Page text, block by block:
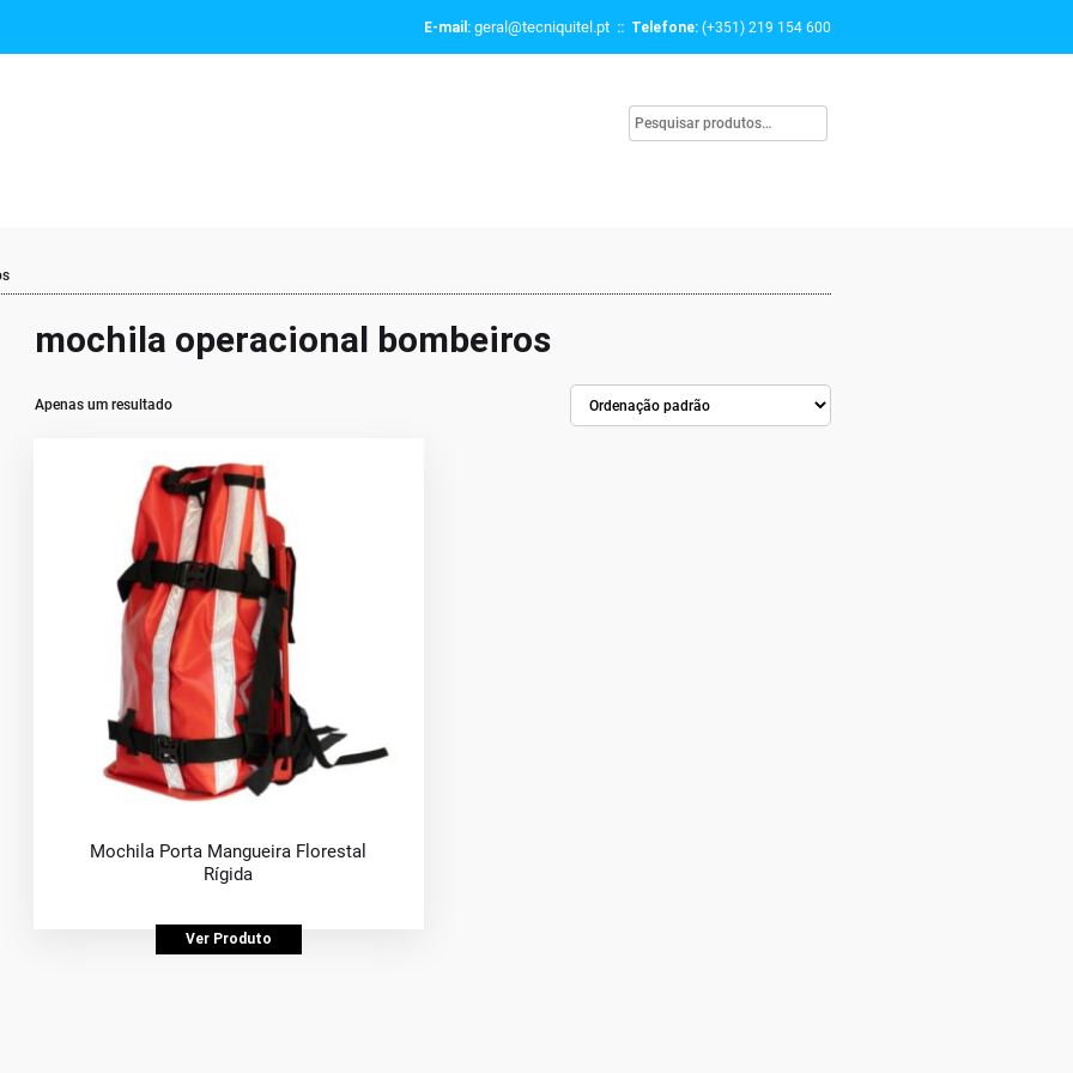
E-mail: geral@tecniquitel.pt :: Telefone: (+351) 219 154 600
mochila operacional bombeiros
Apenas um resultado
Mochila Porta Mangueira Florestal
Rígida
Ver Produto